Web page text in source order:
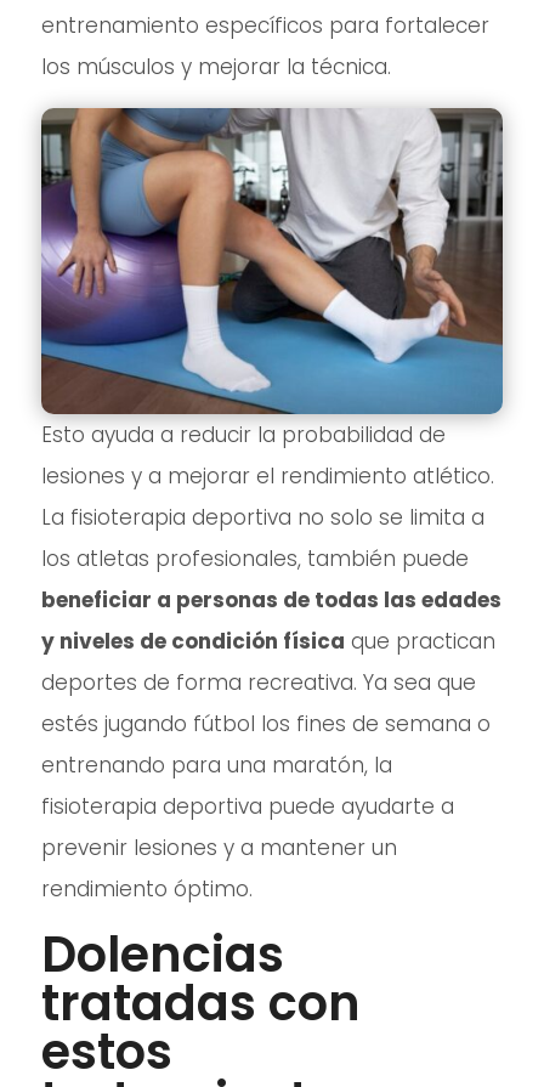
entrenamiento específicos para fortalecer
los músculos y mejorar la técnica.
Esto ayuda a reducir la probabilidad de
lesiones y a mejorar el rendimiento atlético.
La fisioterapia deportiva no solo se limita a
los atletas profesionales, también puede
beneficiar a personas de todas las edades
y niveles de condición física que practican
deportes de forma recreativa. Ya sea que
estés jugando fútbol los fines de semana o
entrenando para una maratón, la
fisioterapia deportiva puede ayudarte a
prevenir lesiones y a mantener un
rendimiento óptimo.
Dolencias
tratadas con
estos